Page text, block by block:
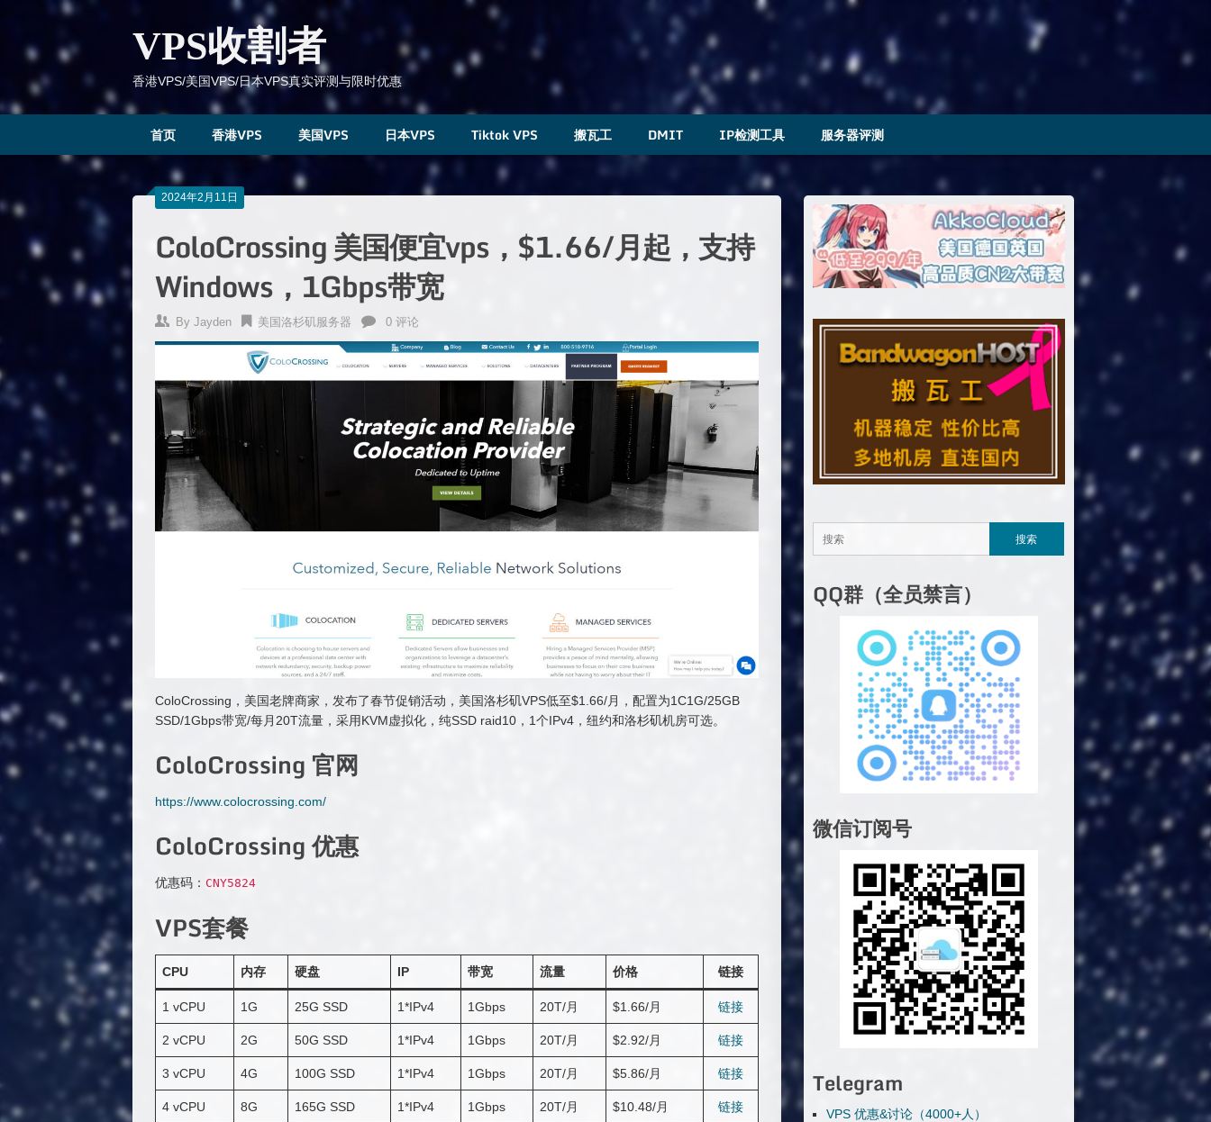
VPS收割者
香港VPS/美国VPS/日本VPS真实评测与限时优惠
首页 香港VPS 美国VPS 日本VPS Tiktok VPS 搬瓦工 DMIT IP检测工具 服务器评测
2024年2月11日
ColoCrossing 美国便宜vps，$1.66/月起，支持
Windows，1Gbps带宽
By Jayden 美国洛杉矶服务器 0 评论
ColoCrossing，美国老牌商家，发布了春节促销活动，美国洛杉矶VPS低至$1.66/月，配置为1C1G/25GB
SSD/1Gbps带宽/每月20T流量，采用KVM虚拟化，纯SSD raid10，1个IPv4，纽约和洛杉矶机房可选。
ColoCrossing 官网
https://www.colocrossing.com/
ColoCrossing 优惠
优惠码： CNY5824
VPS套餐
CPU 内存 硬盘 IP 带宽 流量 价格 链接
1 vCPU 1G 25G SSD 1*IPv4 1Gbps 20T/月 $1.66/月 链接
2 vCPU 2G 50G SSD 1*IPv4 1Gbps 20T/月 $2.92/月 链接
3 vCPU 4G 100G SSD 1*IPv4 1Gbps 20T/月 $5.86/月 链接
4 vCPU 8G 165G SSD 1*IPv4 1Gbps 20T/月 $10.48/月 链接
QQ群（全员禁言）
微信订阅号
Telegram
VPS 优惠&讨论（4000+人）